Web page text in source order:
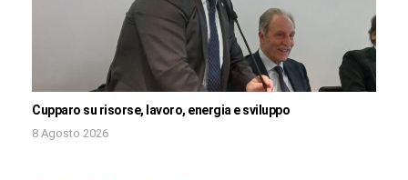
Cupparo su risorse, lavoro, energia e sviluppo
8 Agosto 2026